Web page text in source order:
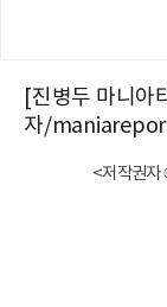
[진병두 마니아
자/
<저작권자